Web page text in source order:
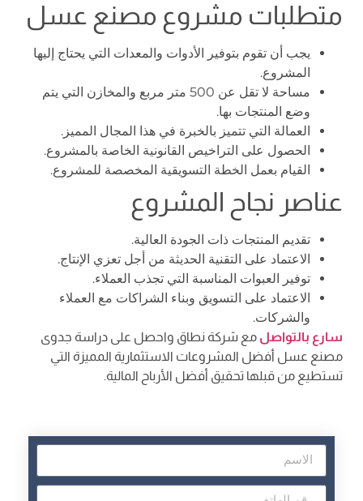
متطلبات مشروع مصنع عسل
يجب أن تقوم بتوفير الأدوات والمعدات التي يحتاج إليها
المشروع.
مساحة لا تقل عن 500 متر مربع والمخازن التي يتم
وضع المنتجات بها.
العمالة التي تتميز بالخبرة في هذا المجال المميز.
الحصول على التراخيص القانونية الخاصة بالمشروع.
القيام بعمل الخطة التسويقية المخصصة للمشروع.
عناصر نجاح المشروع
تقديم المنتجات ذات الجودة العالية.
الاعتماد على التقنية الحديثة من أجل تعزي الإنتاج.
توفير العبوات المناسبة التي تجذب العملاء.
الاعتماد على التسويق وبناء الشراكات مع العملاء
والشركات.
سارع بالتواصل مع شركة نطاق واحصل على دراسة جدوى
مصنع عسل أفضل المشروعات الاستثمارية المميزة التي
تستطيع من قبلها تحقيق أفضل الأرباح المالية.